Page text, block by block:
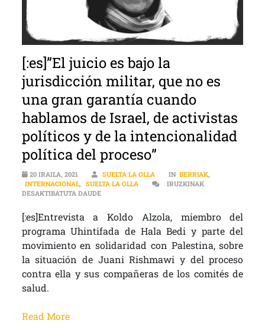
[:es]”El juicio es bajo la
jurisdicción militar, que no es
una gran garantía cuando
hablamos de Israel, de activistas
políticos y de la intencionalidad
política del proceso”
20 IRAILA, 2021 SUELTA LA OLLA IN BERRIAK,
INTERNACIONAL, SUELTA LA OLLA
IRUZKINAK
DESAKTIBATUTA DAUDE[:ES]”EL JUICIO ES BAJO LA JURISDICCIÓN
[:es]Entrevista a Koldo Alzola, miembro del
programa Uhintifada de Hala Bedi y parte del
movimiento en solidaridad con Palestina, sobre
la situación de Juani Rishmawi y del proceso
contra ella y sus compañeras de los comités de
salud.
Read More